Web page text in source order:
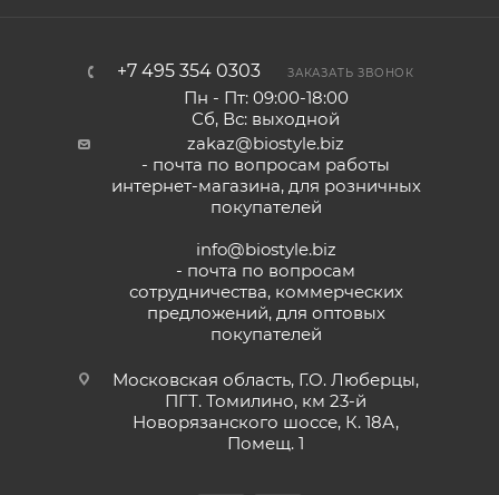
+7 495 354 0303 ЗАКАЗАТЬ ЗВОНОК
Пн - Пт: 09:00-18:00
Сб, Вс: выходной
zakaz@biostyle.biz
- почта по вопросам работы
интернет-магазина, для розничных
покупателей
info@biostyle.biz
- почта по вопросам
сотрудничества, коммерческих
предложений, для оптовых
покупателей
Московская область, Г.О. Люберцы,
ПГТ. Томилино, км 23-й
Новорязанского шоссе, К. 18А,
Помещ. 1